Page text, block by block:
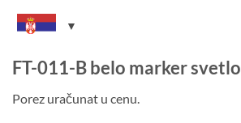
FT-011-B belo marker svetlo
Porez uračunat u cenu.